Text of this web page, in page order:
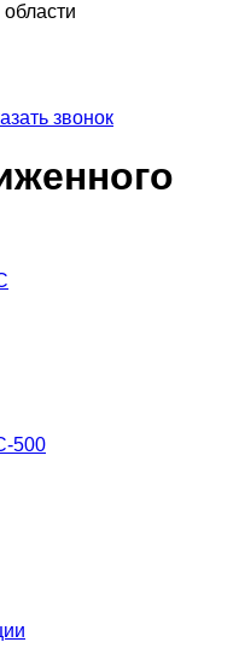
звонок
500